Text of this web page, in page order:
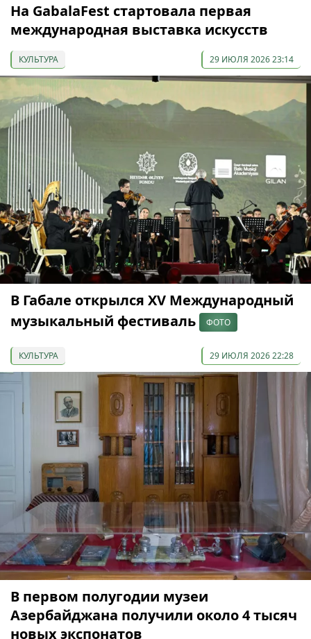
На GabalaFest стартовала первая
международная выставка искусств
КУЛЬТУРА 29 ИЮЛЯ 2026 23:14
В Габале открылся XV Международный
музыкальный фестиваль
ФОТО
КУЛЬТУРА 29 ИЮЛЯ 2026 22:28
В первом полугодии музеи
Азербайджана получили около 4 тысяч
новых экспонатов